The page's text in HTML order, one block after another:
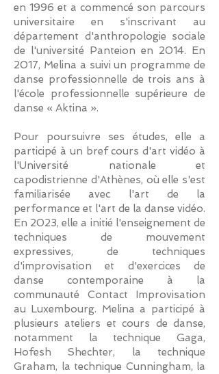
en 1996 et a commencé son parcours
universitaire en s'inscrivant au
département d'anthropologie sociale
de l'université Panteion en 2014. En
2017, Melina a suivi un programme de
danse professionnelle de trois ans à
l'école professionnelle supérieure de
danse « Aktina ».
Pour poursuivre ses études, elle a
participé à un bref cours d'art vidéo à
l'Université nationale et
capodistrienne d'Athènes, où elle s'est
familiarisée avec l'art de la
performance et l'art de la danse vidéo.
En 2023, elle a initié l'enseignement de
techniques de mouvement
expressives, de techniques
d'improvisation et d'exercices de
danse contemporaine à la
communauté Contact Improvisation
au Luxembourg. Melina a participé à
plusieurs ateliers et cours de danse,
notamment la technique Gaga,
Hofesh Shechter, la technique
Graham, la technique Cunningham, la